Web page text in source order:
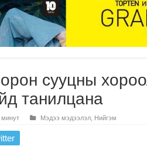
сууцны
танилцана
минут Мэдээ мэдээлэл Нийгэм